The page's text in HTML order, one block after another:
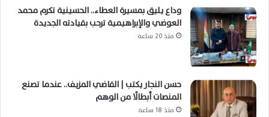
وداع يليق بمسيرة العطاء.. الحسينية تكرم محمد
العوضي والإبراهيمية ترحب بقيادته الجديدة
منذ 20 ساعة
حسن النجار يكتب | القاضي المزيف.. عندما تصنع
المنصات أبطالًا من الوهم
منذ 18 ساعة